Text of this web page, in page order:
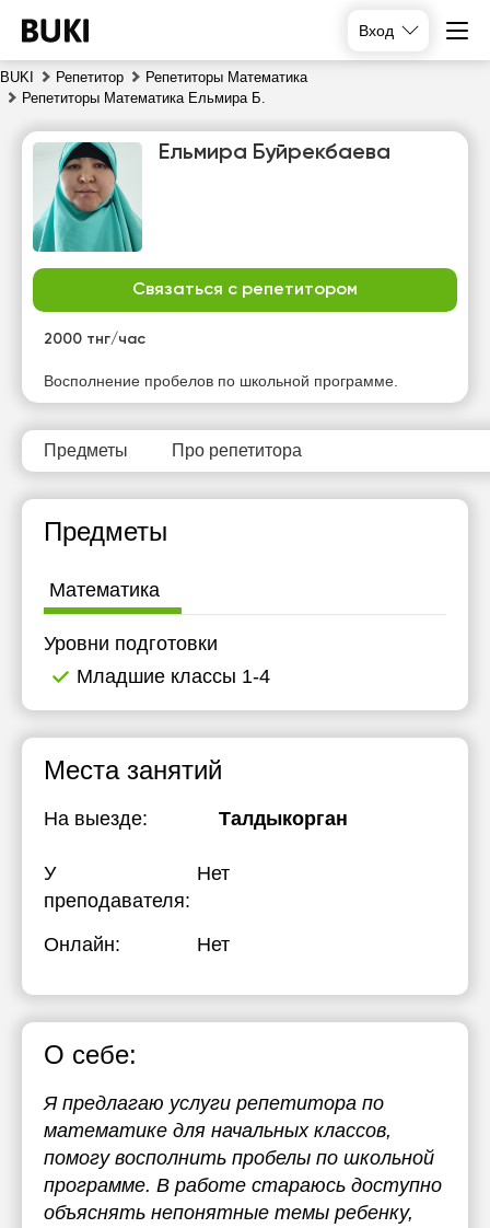
Вход
BUKI Репетитор
Репетиторы Математика
Репетиторы Математика Ельмира Б.
Ельмира Буйрекбаева
Связаться с репетитором
2000 тнг/час
Восполнение пробелов по школьной программе.
Предметы Про репетитора
Предметы
Математика
Уровни подготовки
Младшие классы 1-4
Места занятий
На выезде: Талдыкорган
У
преподавателя:
Нет
Онлайн: Нет
О себе:
Я предлагаю услуги репетитора по
математике для начальных классов,
помогу восполнить пробелы по школьной
программе. В работе стараюсь доступно
объяснять непонятные темы ребенку,
сб
вс
Нет
Нет
Нет
свободных